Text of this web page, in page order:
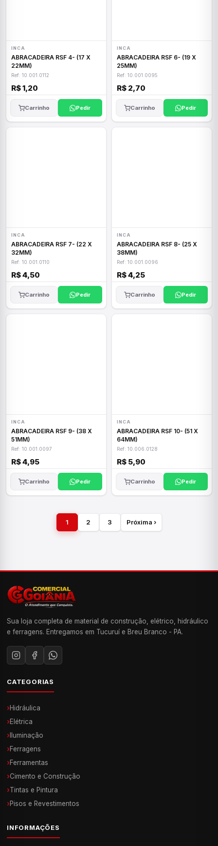
INCA
ABRACADEIRA RSF 4- (17 X
22MM)
Ref: 10.001.0112
R$ 1,20
Carrinho Pedir
INCA
ABRACADEIRA RSF 6- (19 X
25MM)
Ref: 10.001.0095
R$ 2,70
Carrinho Pedir
INCA
ABRACADEIRA RSF 7- (22 X
32MM)
Ref: 10.001.0110
R$ 4,50
Carrinho Pedir
INCA
ABRACADEIRA RSF 8- (25 X
38MM)
Ref: 10.001.0096
R$ 4,25
Carrinho Pedir
INCA
ABRACADEIRA RSF 9- (38 X
51MM)
Ref: 10.001.0097
R$ 4,95
Carrinho Pedir
INCA
ABRACADEIRA RSF 10- (51 X
64MM)
Ref: 10.006.0128
R$ 5,90
Carrinho Pedir
1 2 3 Próxima ›
Sua loja completa de material de construção, elétrico, hidráulico
e ferragens. Entregamos em Tucuruí e Breu Branco - PA.
CATEGORIAS
›Hidráulica
›Elétrica
› Iluminação
›Ferragens
›Ferramentas
›Cimento e Construção
›Tintas e Pintura
›Pisos e Revestimentos
INFORMAÇÕES